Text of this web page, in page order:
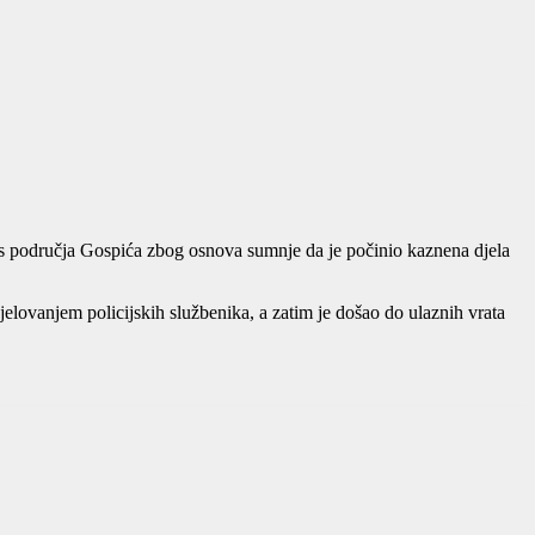
Gospića zbog osnova sumnje da je počinio kaznena djela
policijskih službenika, a zatim je došao do ulaznih vrata